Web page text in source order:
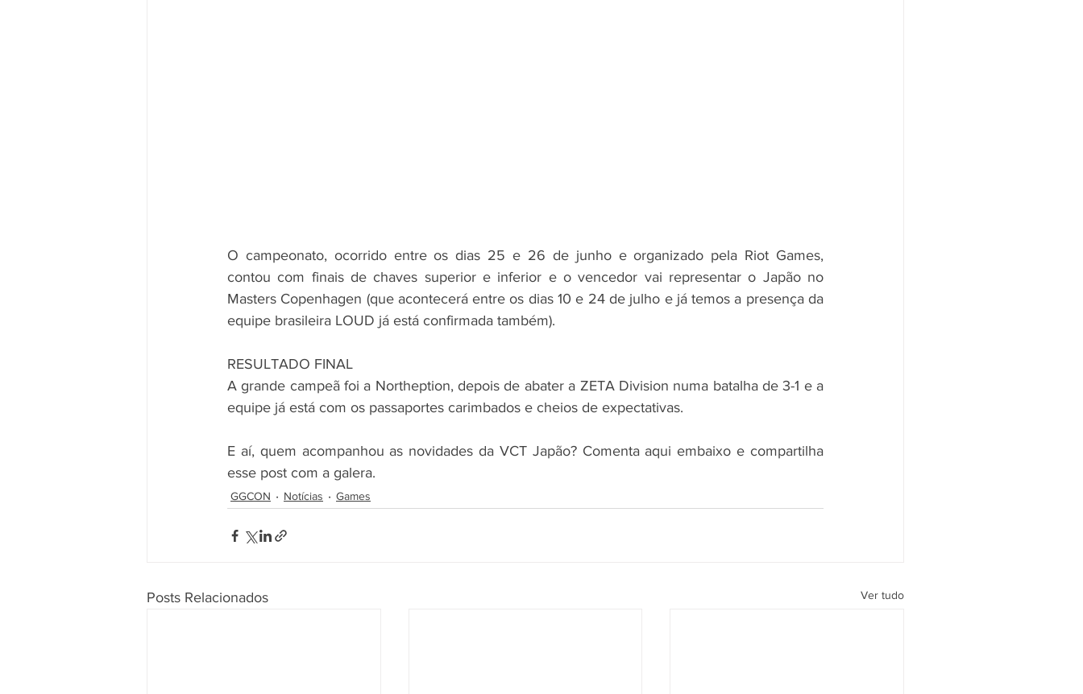
O campeonato, ocorrido entre os dias 25 e 26 de junho e organizado pela Riot Games,
contou com finais de chaves superior e inferior e o vencedor vai representar o Japão no
Masters Copenhagen (que acontecerá entre os dias 10 e 24 de julho e já temos a presença da
equipe brasileira LOUD já está confirmada também).
RESULTADO FINAL
A grande campeã foi a Northeption, depois de abater a ZETA Division numa batalha de 3-1 e a
equipe já está com os passaportes carimbados e cheios de expectativas.
E aí, quem acompanhou as novidades da VCT Japão? Comenta aqui embaixo e compartilha
esse post com a galera.
GGCON Notícias Games
Posts Relacionados Ver tudo